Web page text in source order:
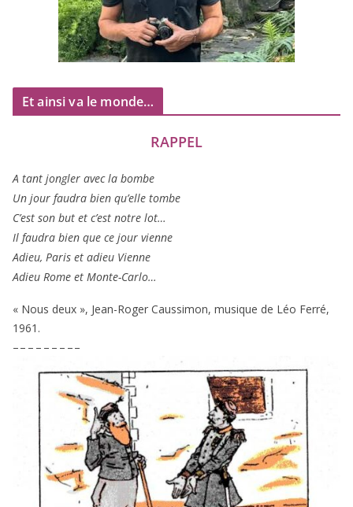
Et ainsi va le monde…
RAPPEL
A tant jon­gler avec la bombe
Un jour fau­dra bien qu’elle tombe
C’est son but et c’est notre lot…
Il fau­dra bien que ce jour vienne
Adieu, Paris et adieu Vienne
Adieu Rome et Monte-Carlo…
« Nous deux », Jean-Roger Caussimon, musique de Léo Ferré,
1961 .
– – – – – – – – –